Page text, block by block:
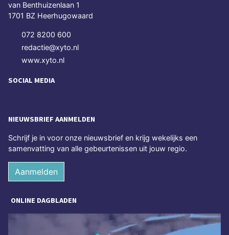
van Benthuizenlaan 1
1701 BZ Heerhugowaard
072 8200 600
redactie@xyto.nl
www.xyto.nl
SOCIAL MEDIA
NIEUWSBRIEF AANMELDEN
Schrijf je in voor onze nieuwsbrief en krijg wekelijks een
samenvatting van alle gebeurtenissen uit jouw regio.
Aanmelden
ONLINE DAGBLADEN